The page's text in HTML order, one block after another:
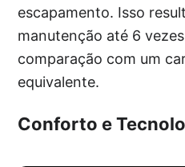
escapamento. Isso
manutenção até 6
comparação com um
equivalente.
Conforto e